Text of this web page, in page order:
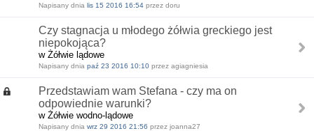
Napisany dnia lis 15 2016 16:54 przez doru
Czy stagnacja u młodego żółwia greckiego jest
niepokojąca?
w Żółwie lądowe
Napisany dnia paź 23 2016 10:10 przez agiagniesia
Przedstawiam wam Stefana - czy ma on
odpowiednie warunki?
w Żółwie wodno-lądowe
Napisany dnia wrz 29 2016 21:56 przez joanna27